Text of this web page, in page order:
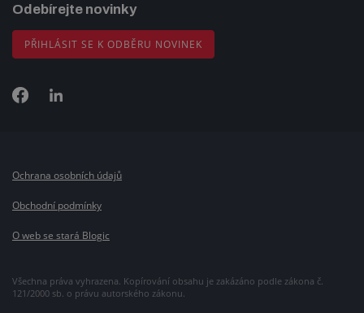
Odebírejte novinky
PŘIHLÁSIT SE K ODBĚRU NOVINEK
Všechna práva vyhrazena. Kopírování obsahu je zakázáno podle zákona č.
121/2000 sb. o právu autorského zákonu.
Ochrana osobních údajů
Obchodní podmínky
O web se stará Blogic